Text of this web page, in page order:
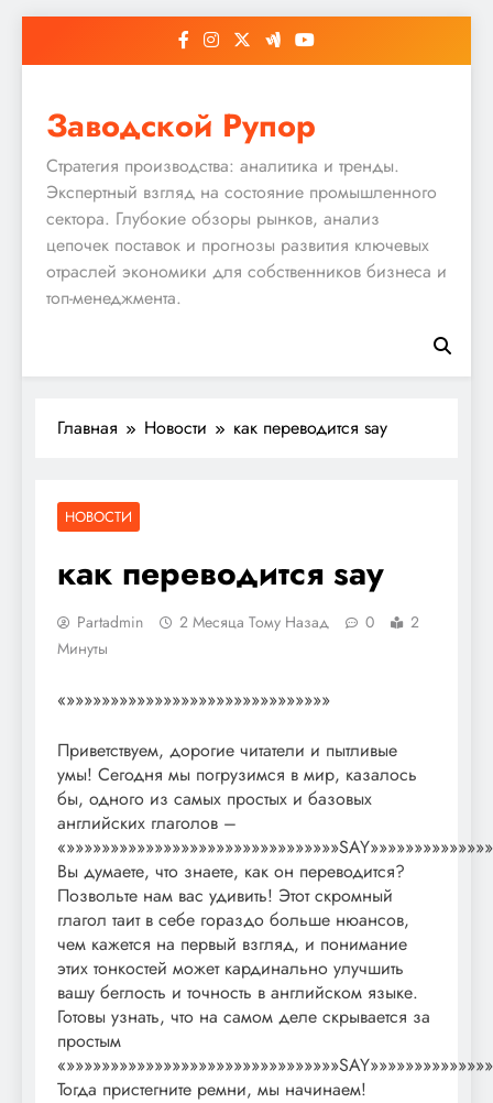
Заводской Рупор
Стратегия производства: аналитика и тренды.
Экспертный взгляд на состояние промышленного
сектора. Глубокие обзоры рынков, анализ
цепочек поставок и прогнозы развития ключевых
отраслей экономики для собственников бизнеса и
топ-менеджмента.
Главная Новости как переводится say
НОВОСТИ
как переводится say
Partadmin 2 Месяца Тому Назад 0
2
Минуты
«»»»»»»»»»»»»»»»»»»»»»»»»»»»»»»
Приветствуем, дорогие читатели и пытливые
умы! Сегодня мы погрузимся в мир, казалось
бы, одного из самых простых и базовых
английских глаголов –
Вы думаете, что знаете, как он переводится?
Позвольте нам вас удивить! Этот скромный
глагол таит в себе гораздо больше нюансов,
чем кажется на первый взгляд, и понимание
этих тонкостей может кардинально улучшить
вашу беглость и точность в английском языке.
Готовы узнать, что на самом деле скрывается за
простым
Тогда пристегните ремни, мы начинаем!